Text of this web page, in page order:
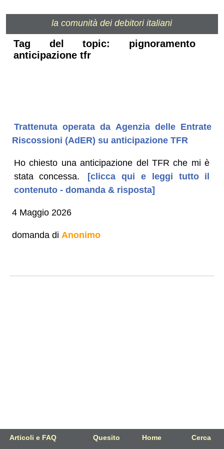
la comunità dei debitori italiani
Articoli e FAQ Quesito Home Cerca
Tag del topic: pignoramento
anticipazione tfr
Trattenuta operata da Agenzia delle Entrate
Riscossioni (AdER) su anticipazione TFR
Ho chiesto una anticipazione del TFR che mi è
stata concessa.
[clicca qui e leggi tutto il
contenuto - domanda & risposta]
4 Maggio 2026
domanda di Anonimo